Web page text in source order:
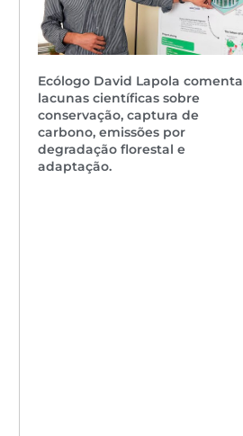
Ecólogo David Lapola comenta
lacunas científicas sobre
conservação, captura de
carbono, emissões por
degradação florestal e
adaptação.